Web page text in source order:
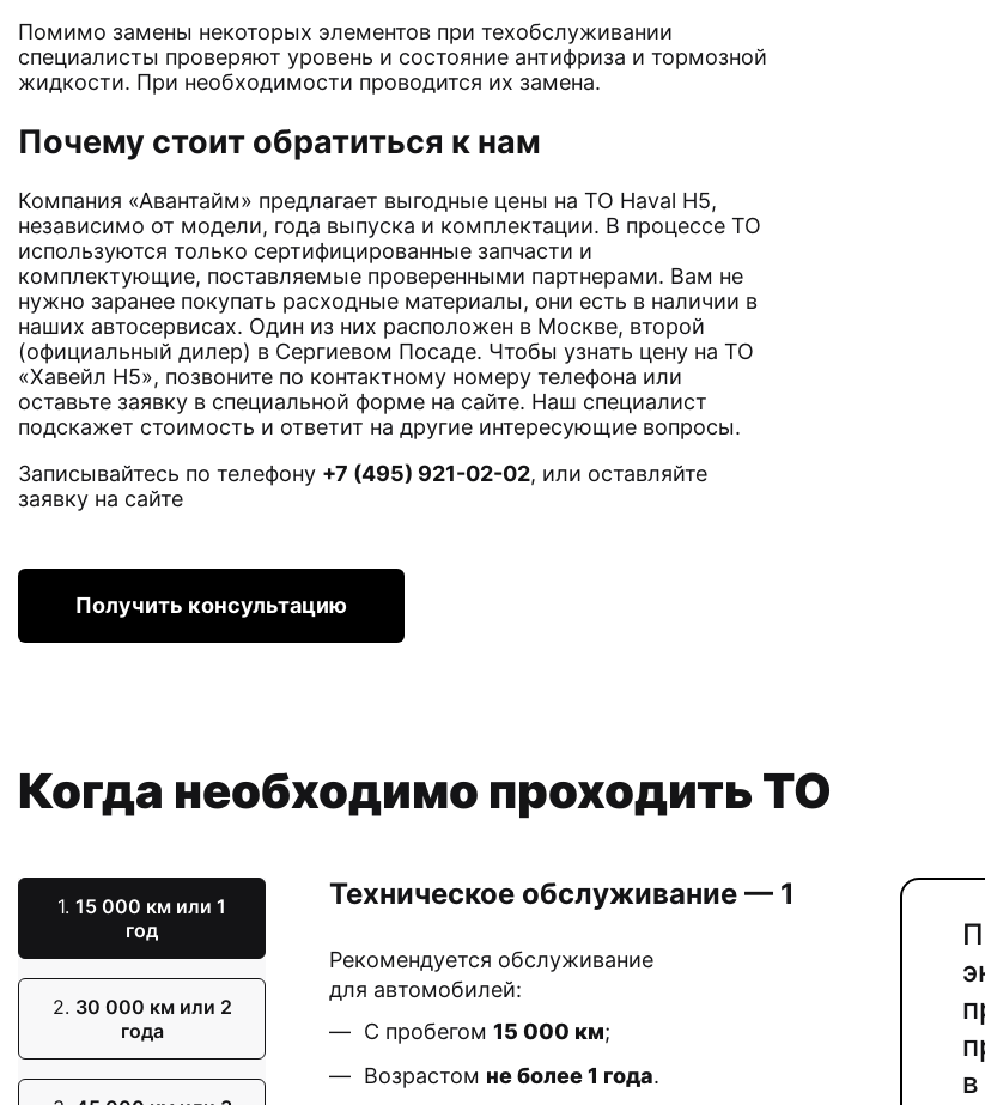
Помимо замены некоторых элементов при техобслуживании
специалисты проверяют уровень и состояние антифриза и тормозной
жидкости. При необходимости проводится их замена.
Почему стоит обратиться к нам
Компания «Авантайм» предлагает выгодные цены на ТО Haval H5,
независимо от модели, года выпуска и комплектации. В процессе ТО
используются только сертифицированные запчасти и
комплектующие, поставляемые проверенными партнерами. Вам не
нужно заранее покупать расходные материалы, они есть в наличии в
наших автосервисах. Один из них расположен в Москве, второй
(официальный дилер) в Сергиевом Посаде. Чтобы узнать цену на ТО
«Хавейл Н5», позвоните по контактному номеру телефона или
оставьте заявку в специальной форме на сайте. Наш специалист
подскажет стоимость и ответит на другие интересующие вопросы.
Записывайтесь по телефону +7 (495) 921-02-02, или оставляйте
заявку на сайте
Получить консультацию
Когда необходимо проходить ТО
1.15 000 км или 1
год
2. 30 000 км или 2
года
Техническое обслуживание — 1
Рекомендуется обслуживание
для автомобилей:
С пробегом 15 000 км;
Возрастом не более 1 года.